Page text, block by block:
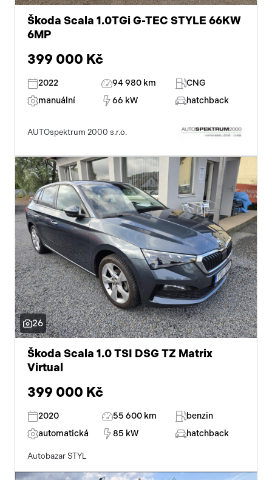
Škoda Scala 1.0TGi G-TEC STYLE 66KW
6MP
399 000 Kč
2022 94 980 km
CNG
manuální
66 kW hatchback
AUTOspektrum 2000 s.r.o.
26
Škoda Scala 1.0 TSI DSG TZ Matrix
Virtual
399 000 Kč
2020 55 600 km
benzin
automatická
85 kW hatchback
Autobazar STYL